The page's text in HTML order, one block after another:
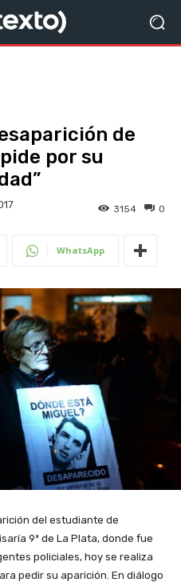
de
por su
0
3154
WhatsApp
del estudiante de
9ª de La Plata, donde fue
policiales, hoy se realiza
pedir su aparición. En diálogo